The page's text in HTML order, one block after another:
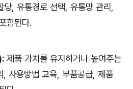
당, 유통경로 선택 유통망 관리
함된다.
제품 가치를 유지하거나 높여주는
사용방법 교육 부품공급 제품